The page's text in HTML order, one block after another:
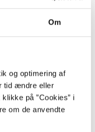
Om
og optimering af
tid ændre eller
på ”Cookies” i
om de anvendte
177 s. Bd. 2: Et